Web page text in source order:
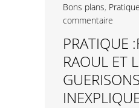
Bons plans, Pratique
commentaire
PRATIQUE
RAOUL ET
GUERISONS